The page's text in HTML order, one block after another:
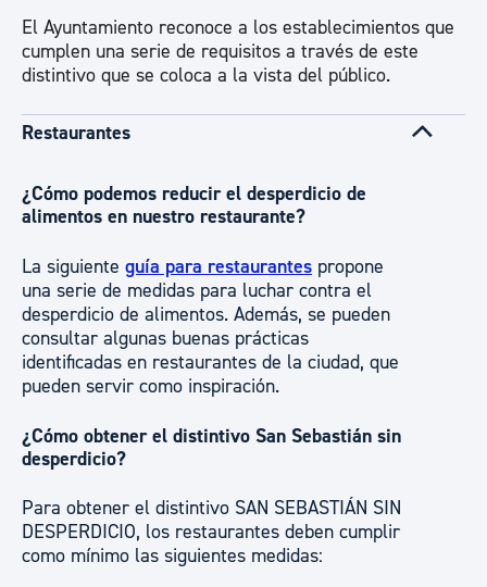
El Ayuntamiento reconoce a los establecimientos que
cumplen una serie de requisitos a través de este
distintivo que se coloca a la vista del público.
Restaurantes
¿Cómo podemos reducir el desperdicio de
alimentos en nuestro restaurante?
La siguiente guía para restaurantes propone
una serie de medidas para luchar contra el
desperdicio de alimentos. Además, se pueden
consultar algunas buenas prácticas
identificadas en restaurantes de la ciudad, que
pueden servir como inspiración.
¿Cómo obtener el distintivo San Sebastián sin
desperdicio?
Para obtener el distintivo SAN SEBASTIÁN SIN
DESPERDICIO, los restaurantes deben cumplir
como mínimo las siguientes medidas: